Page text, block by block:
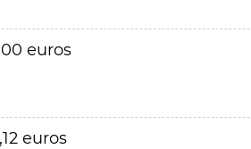
euros
euros